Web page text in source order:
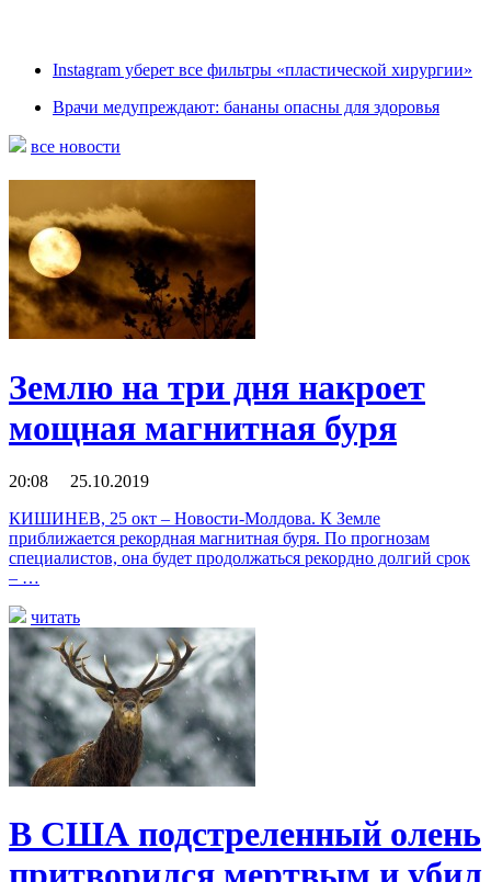
Instagram уберет все фильтры «пластической хирургии»
Врачи медупреждают: бананы опасны для здоровья
все новости
Землю на три дня накроет
мощная магнитная буря
20:08 25.10.2019
КИШИНЕВ, 25 окт – Новости-Молдова. К Земле
приближается рекордная магнитная буря. По прогнозам
специалистов, она будет продолжаться рекордно долгий срок
– …
читать
В США подстреленный олень